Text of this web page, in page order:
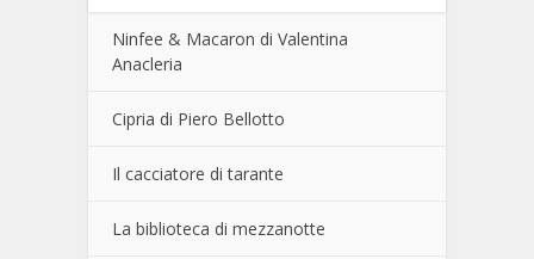
Ninfee & Macaron di Valentina
Anacleria
Cipria di Piero Bellotto
Il cacciatore di tarante
La biblioteca di mezzanotte